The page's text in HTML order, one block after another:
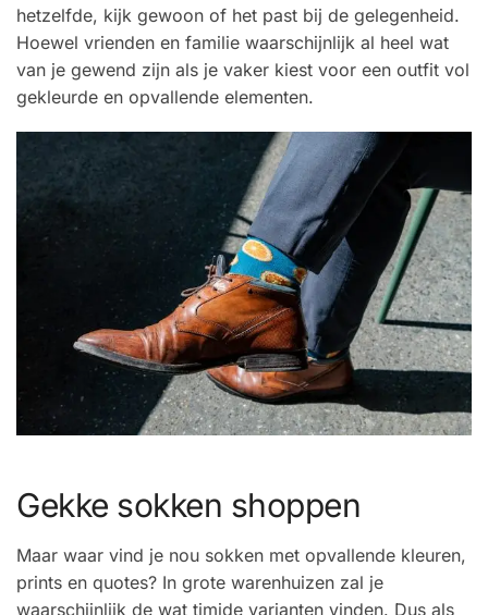
hetzelfde, kijk gewoon of het past bij de gelegenheid.
Hoewel vrienden en familie waarschijnlijk al heel wat
van je gewend zijn als je vaker kiest voor een outfit vol
gekleurde en opvallende elementen.
Gekke sokken shoppen
Maar waar vind je nou sokken met opvallende kleuren,
prints en quotes? In grote warenhuizen zal je
waarschijnlijk de wat timide varianten vinden. Dus als